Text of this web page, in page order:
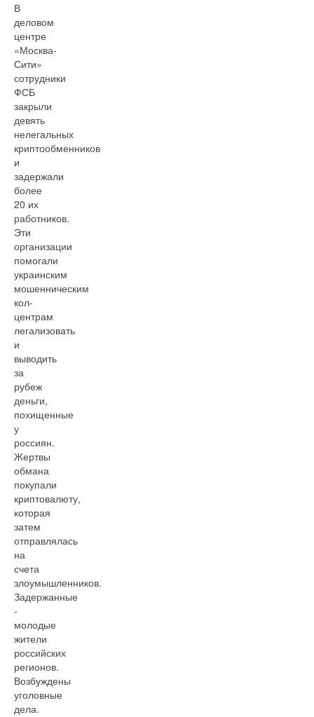
В
деловом
центре
«Москва-
Сити»
сотрудники
ФСБ
закрыли
девять
нелегальных
криптообменников
и
задержали
более
20 их
работников.
Эти
организации
помогали
украинским
мошенническим
кол-
центрам
легализовать
и
выводить
за
рубеж
деньги,
похищенные
у
россиян.
Жертвы
обмана
покупали
криптовалюту,
которая
затем
отправлялась
на
счета
злоумышленников.
Задержанные
-
молодые
жители
российских
регионов.
Возбуждены
уголовные
дела.